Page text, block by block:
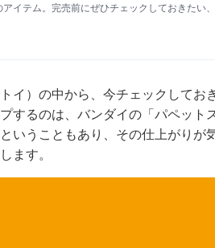
イテム。完売前にぜひチェックしておきたい
イ）の中から、今チェックしてお
するのは、バンダイの「パペット
いうこともあり、その仕上がりが
ます。